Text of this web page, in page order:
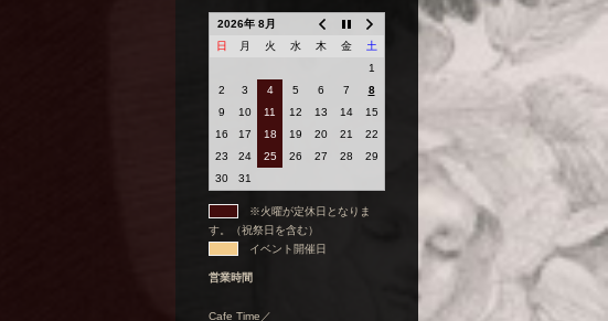
2026年 8月
日
月 火 水 木 金
土
1
2
3 4 5 6 7
8
9
10 11 12 13 14
15
16
17 18 19 20 21
22
23
24 25 26 27 28
29
30
31
※火曜が定休日となりま
す。（祝祭日を含む）
イベント開催日
営業時間
Cafe Time／